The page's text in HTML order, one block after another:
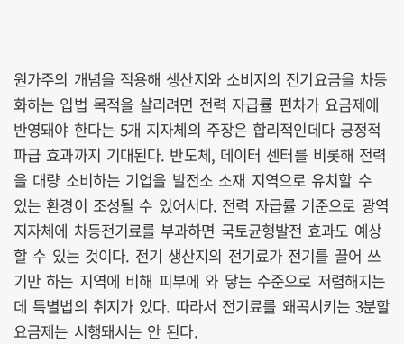
원가주의 개념을 적용해 생산지와 소비지의 전기요금을 차등
화하는 입법 목적을 살리려면 전력 자급률 편차가 요금제에
반영돼야 한다는 5개 지자체의 주장은 합리적인데다 긍정적
파급 효과까지 기대된다. 반도체, 데이터 센터를 비롯해 전력
을 대량 소비하는 기업을 발전소 소재 지역으로 유치할 수
있는 환경이 조성될 수 있어서다. 전력 자급률 기준으로 광역
지자체에 차등전기료를 부과하면 국토균형발전 효과도 예상
할 수 있는 것이다. 전기 생산지의 전기료가 전기를 끌어 쓰
기만 하는 지역에 비해 피부에 와 닿는 수준으로 저렴해지는
데 특별법의 취지가 있다. 따라서 전기료를 왜곡시키는 3분할
요금제는 시행돼서는 안 된다.